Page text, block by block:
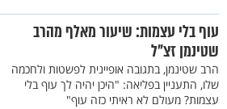
עוף בלי עצמות: שיעור מאלף מהרב
שטינמן זצ"ל
הרב שטינמן, בתגובה אופיינית לפשטות ולחכמה
שלו, התעניין בפליאה: "היכן יהיה לך עוף בלי
עצמות? מעולם לא ראיתי כזה עוף"